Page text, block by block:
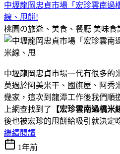
中壢龍岡忠貞市場「宏珍雲南過
線、甩餅!
桃園の旅遊、美食、餐廳 美味食
中壢龍岡忠貞市場一代有很多的
莫過於阿美米干、國旗屋、阿秀
幾家，這次到龍潭工作後我們順
上網查找到了
【宏珍雲南過橋米
後也被宏珍的甩餅給吸引就決定
繼續閱讀
1年前